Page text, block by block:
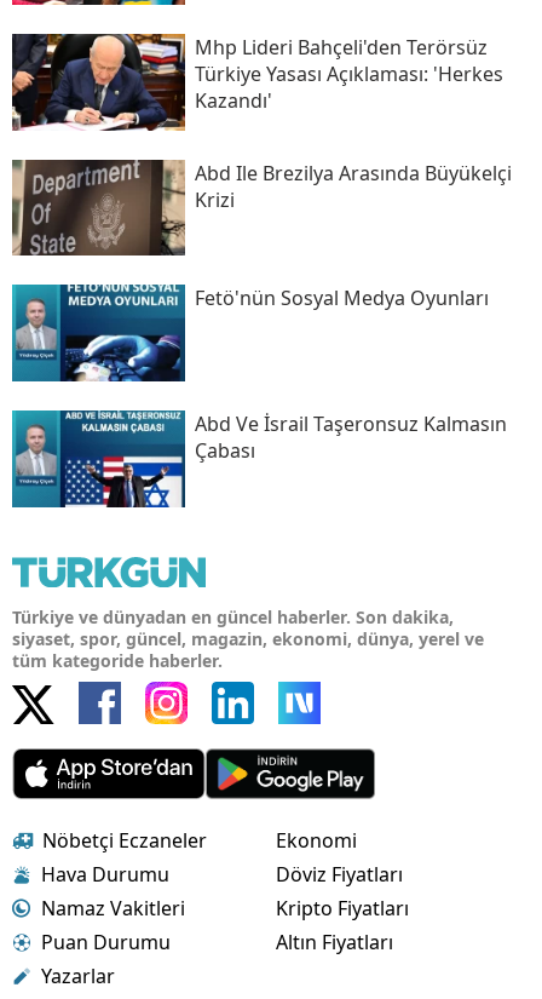
Mhp Lideri Bahçeli'den Terörsüz
Türkiye Yasası Açıklaması: 'herkes
Kazandı'
Abd Ile Brezilya Arasında Büyükelçi
Krizi
Fetö'nün Sosyal Medya Oyunları
Abd Ve İsrail Taşeronsuz Kalmasın
Çabası
Türkiye ve dünyadan en güncel haberler. Son dakika,
siyaset, spor, güncel, magazin, ekonomi, dünya, yerel ve
tüm kategoride haberler.
Nöbetçi Eczaneler
Hava Durumu
Namaz Vakitleri
Puan Durumu
Yazarlar
Ekonomi
Döviz Fiyatları
Kripto Fiyatları
Altın Fiyatları